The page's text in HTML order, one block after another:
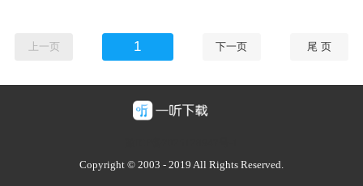
上一页 1 下一页 尾 页
Copyright © 2003 - 2019 All Rights Reserved.